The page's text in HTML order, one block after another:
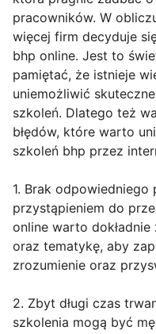
pracowników. W
więcej firm decyduje
bhp online. Jest to
pamiętać, że istnieje
uniemożliwić
szkoleń. Dlatego też
błędów, które warto
szkoleń bhp przez
1. Brak
przystąpieniem do
online warto
oraz tematykę, aby
zrozumienie oraz
2. Zbyt długi czas
szkolenia mogą być